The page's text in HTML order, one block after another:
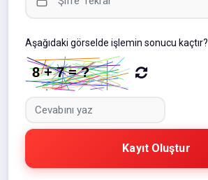
Aşağıdaki görselde işlemin sonucu kaçtır?
Kayıt Oluştur